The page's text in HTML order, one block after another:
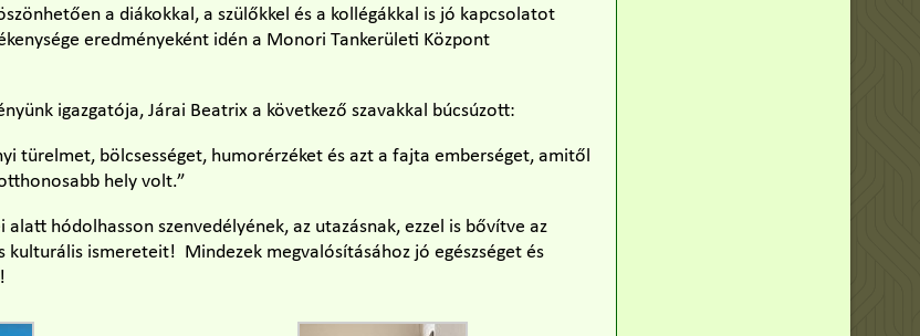
a diákokkal, a szülőkkel és a kollégákkal is jó kapcsolatot
eredményeként idén a Monori Tankerületi Központ
igazgatója, Járai Beatrix a következő szavakkal búcsúzott:
türelmet, bölcsességet, humorérzéket és azt a fajta emberséget, amitől
hely volt.”
alatt hódolhasson szenvedélyének, az utazásnak, ezzel is bővítve az
kulturális ismereteit! Mindezek megvalósításához jó egészséget és